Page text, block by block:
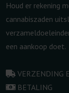
Houd er rekening
cannabiszaden
een aankoop doet.
VERZENDING
BETALING